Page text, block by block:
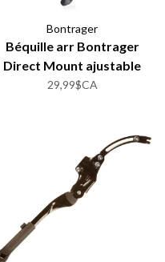
Bontrager
Béquille arr Bontrager
Direct Mount ajustable
29,99$CA